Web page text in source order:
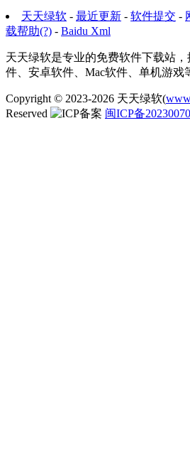
天天绿软 - 最近更新 - 软件提交 -
载帮助(?) - Baidu Xml
天天绿软是专业的免费软件下载站
件、安卓软件、Mac软件、单机游戏
Copyright © 2023-2026 天天绿软(
Reserved
闽ICP备